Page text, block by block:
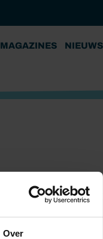
Over
MAGAZINES NIEUWS